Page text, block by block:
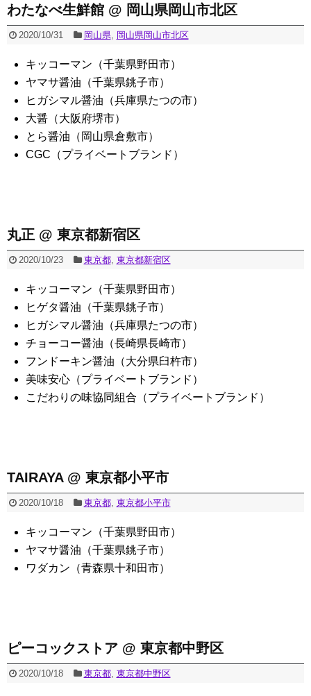
わたなべ生鮮館 @ 岡山県岡山市北区
2020/10/31 岡山県, 岡山県岡山市北区
キッコーマン（千葉県野田市）
ヤマサ醤油（千葉県銚子市）
ヒガシマル醤油（兵庫県たつの市）
大醤（大阪府堺市）
とら醤油（岡山県倉敷市）
CGC（プライベートブランド）
丸正 @ 東京都新宿区
2020/10/23 東京都, 東京都新宿区
キッコーマン（千葉県野田市）
ヒゲタ醤油（千葉県銚子市）
ヒガシマル醤油（兵庫県たつの市）
チョーコー醤油（長崎県長崎市）
フンドーキン醤油（大分県臼杵市）
美味安心（プライベートブランド）
こだわりの味協同組合（プライベートブランド）
TAIRAYA @ 東京都小平市
2020/10/18 東京都, 東京都小平市
キッコーマン（千葉県野田市）
ヤマサ醤油（千葉県銚子市）
ワダカン（青森県十和田市）
ピーコックストア @ 東京都中野区
2020/10/18 東京都, 東京都中野区